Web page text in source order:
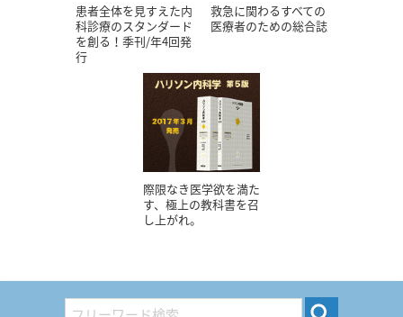
患者全体を見すえた内
科診療のスタンダード
を創る！季刊/年4回発
行
救急に関わるすべての
医療者のための総合誌
際限なき医学欲を満た
す、極上の教科書を召
し上がれ。